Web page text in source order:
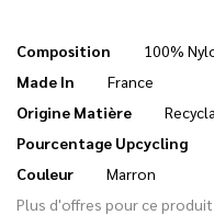
Composition 100%
Made In
France
Origine Matière
Pourcentage Upcycling
Couleur
Marron
Plus d'offres pour ce